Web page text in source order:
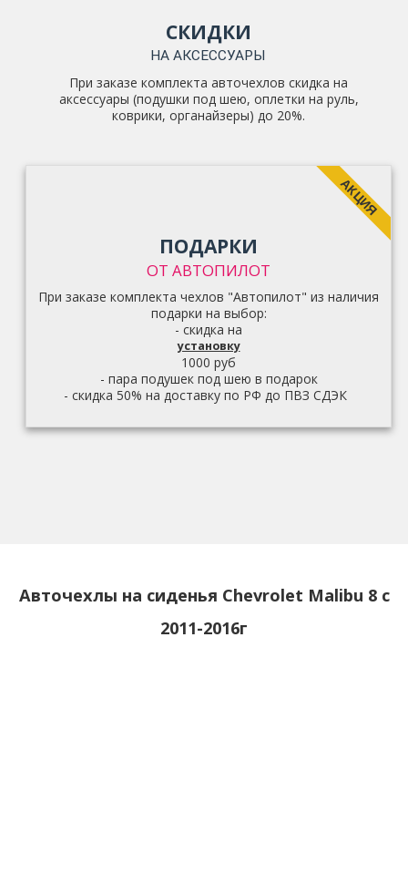
СКИДКИ
НА АКСЕССУАРЫ
При заказе комплекта авточехлов скидка на
аксессуары (подушки под шею, оплетки на руль,
коврики, органайзеры) до 20%.
ПОДАРКИ
ОТ АВТОПИЛОТ
При заказе комплекта чехлов "Автопилот" из наличия
подарки на выбор:
- скидка на
установку
1000 руб
- пара подушек под шею в подарок
- скидка 50% на доставку по РФ до ПВЗ СДЭК
АКЦИЯ
Авточехлы на сиденья Chevrolet Malibu 8 с
2011-2016г